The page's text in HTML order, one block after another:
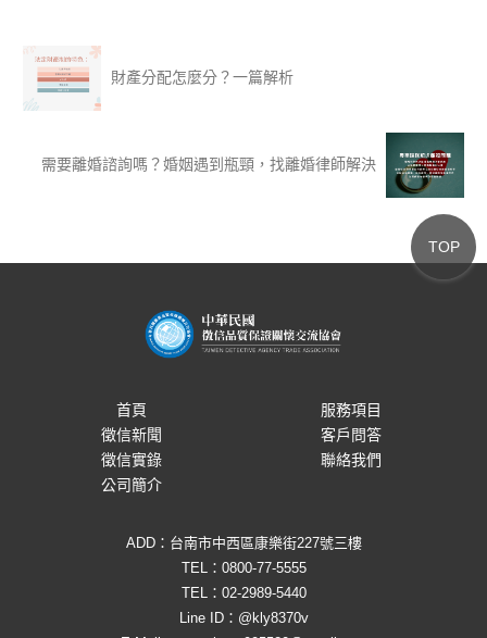
財產分配怎麼分？一篇解析
需要離婚諮詢嗎？婚姻遇到瓶頸，找離婚律師解決
TOP
首頁
服務項目
徵信新聞
客戶問答
徵信實錄
聯絡我們
公司簡介
ADD：台南市中西區康樂街227號三樓
TEL： 0800-77-5555
TEL： 02-2989-5440
Line ID： @kly8370v